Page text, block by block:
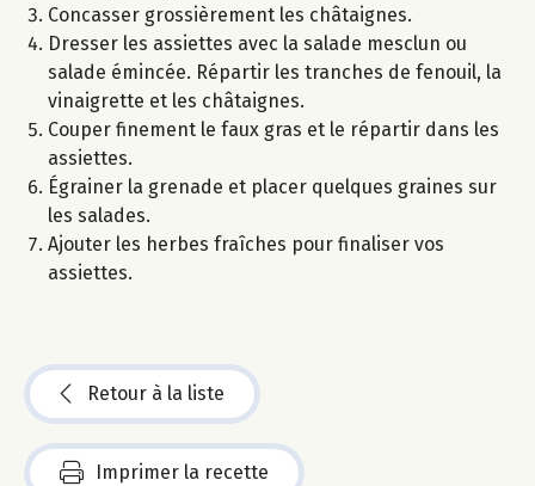
Concasser grossièrement les châtaignes.
Dresser les assiettes avec la salade mesclun ou
salade émincée. Répartir les tranches de fenouil, la
vinaigrette et les châtaignes.
Couper finement le faux gras et le répartir dans les
assiettes.
Égrainer la grenade et placer quelques graines sur
les salades.
Ajouter les herbes fraîches pour finaliser vos
assiettes.
Retour à la liste
Imprimer la recette